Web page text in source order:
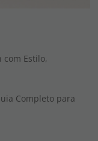
com Estilo,
Completo para